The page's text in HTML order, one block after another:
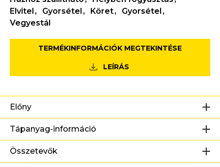
Elvitel
Gyorsétel Köret
Gyorsétel
Vegyestál
TERMÉKINFORMÁCIÓK MEGTEKINTÉSE
LEÍRÁS
Előny
Tápanyag-információ
Összetevők